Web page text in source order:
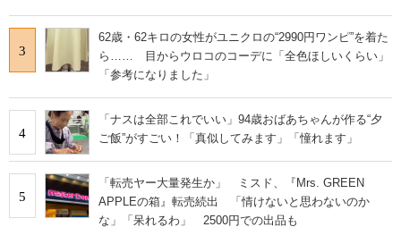
3
62歳・62キロの女性がユニクロの“2990円ワンピ”を着た
ら…… 目からウロコのコーデに「全色ほしいくらい」
「参考になりました」
4
「ナスは全部これでいい」94歳おばあちゃんが作る“夕
ご飯”がすごい！「真似してみます」「憧れます」
5
「転売ヤー大量発生か」 ミスド、『Mrs. GREEN
APPLEの箱』転売続出 「情けないと思わないのか
な」「呆れるわ」 2500円での出品も